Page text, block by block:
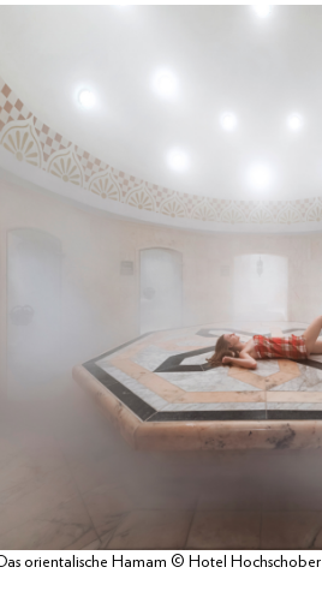
orientalische Hamam © Hotel Hochschober